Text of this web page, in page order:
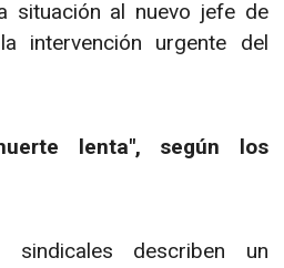
situación al nuevo jefe de
intervención urgente del
lenta", según los
sindicales describen un